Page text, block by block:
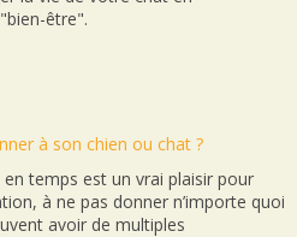
être".
à son chien ou chat ?
temps est un vrai plaisir pour
à ne pas donner n’importe quoi
avoir de multiples